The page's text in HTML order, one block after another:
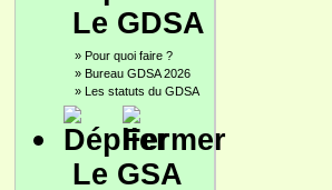
Le GDSA
» Pour quoi faire ?
» Bureau GDSA 2026
» Les statuts du GDSA
Le GSA